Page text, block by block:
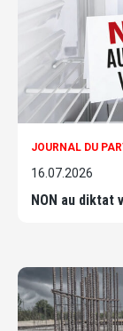
JOURNAL DU
16.07.2026
NON au diktat